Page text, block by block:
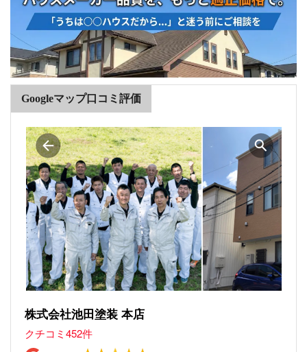
Googleマップ口コミ評価
株式会社池田塗装 本店
クチコミ452件